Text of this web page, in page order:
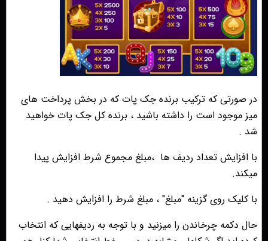
در صورتی که ترکیب برنده جک پات که در بخش پرداخت های
میز موجود است را داشته باشید ، برنده کل جک پات خواهید
شد .
با افزایش تعداد ردیف ها ،مبلغ مجموع شرط افزایش پیدا
میکند.
با کلیک روی گزینه "مبلغ" ، مبلغ شرط را افزایش دهید .
حال دکمه چرخاندن را میزنید و با توجه به ردیفهایی که انتخاب